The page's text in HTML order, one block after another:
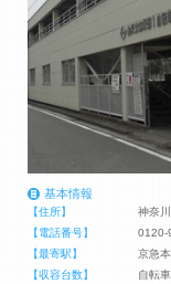
基本情報
【住所】
神奈
【電話番号】
0120-
【最寄駅】
京急
【収容台数】
自転